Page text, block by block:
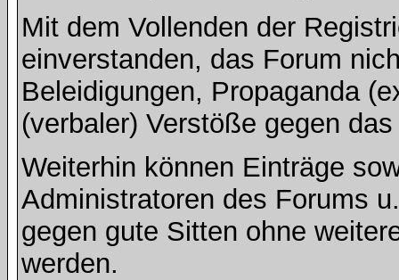
Mit dem Vollenden der
einverstanden, das Forum
Beleidigungen, Propaganda
(verbaler) Verstöße gegen
Weiterhin können Einträge
Administratoren des Forums
gegen gute Sitten ohne
werden.